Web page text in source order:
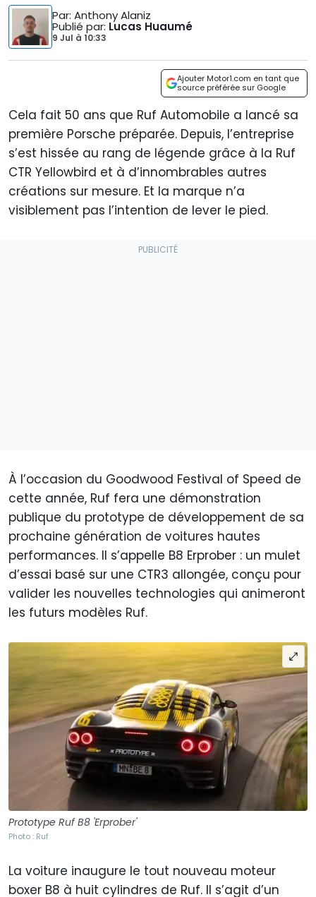
Par: Anthony Alaniz
Publié par: Lucas Huaumé
9 Jul à 10:33
Ajouter Motor1.com en tant que
source préférée sur Google
Cela fait 50 ans que Ruf Automobile a lancé sa
première Porsche préparée. Depuis, l’entreprise
s’est hissée au rang de légende grâce à la Ruf
CTR Yellowbird et à d’innombrables autres
créations sur mesure. Et la marque n’a
visiblement pas l’intention de lever le pied.
À l’occasion du Goodwood Festival of Speed de
cette année, Ruf fera une démonstration
publique du prototype de développement de sa
prochaine génération de voitures hautes
performances. Il s’appelle B8 Erprober : un mulet
d’essai basé sur une CTR3 allongée, conçu pour
valider les nouvelles technologies qui animeront
les futurs modèles Ruf.
Prototype Ruf B8 'Erprober'
Photo : Ruf
La voiture inaugure le tout nouveau moteur
boxer B8 à huit cylindres de Ruf. Il s’agit d’un